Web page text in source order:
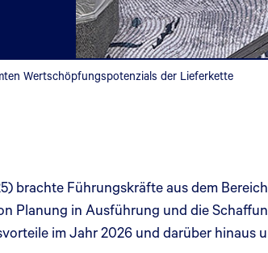
Wertschöpfungspotenzials der Lieferkette
brachte Führungskräfte aus dem
Planung in Ausführung und die
im Jahr 2026 und darüber hinaus